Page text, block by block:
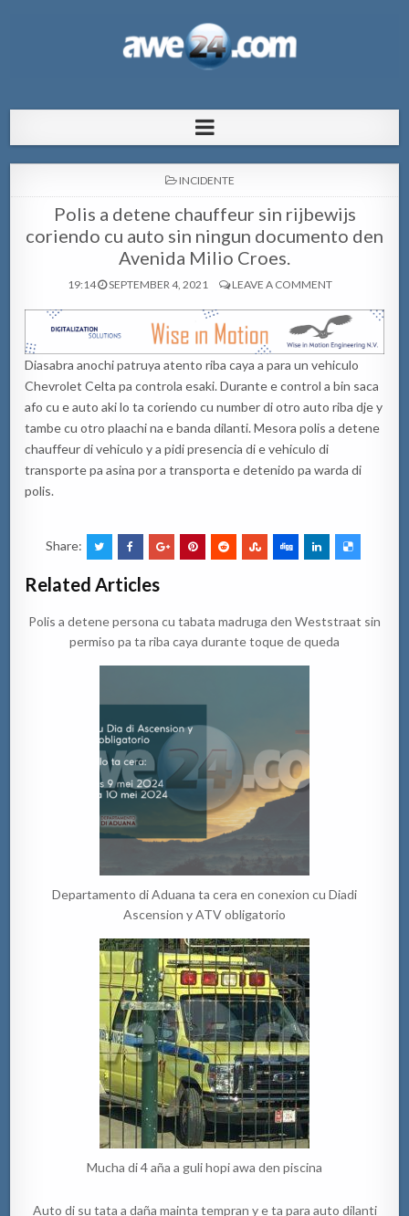
pa Aruba
POSTED
INCIDENTE
Polis a detene chauffeur sin rijbewijs
coriendo cu auto sin ningun documento den
Avenida Milio Croes.
19:14 SEPTEMBER 4, 2021 LEAVE A COMMENT
Diasabra anochi patruya atento riba caya a para un vehiculo
Chevrolet Celta pa controla esaki. Durante e control a bin saca
afo cu e auto aki lo ta coriendo cu number di otro auto riba dje y
tambe cu otro plaachi na e banda dilanti. Mesora polis a detene
chauffeur di vehiculo y a pidi presencia di e vehiculo di
transporte pa asina por a transporta e detenido pa warda di
polis.
Share:
Related Articles
Polis a detene persona cu tabata madruga den Weststraat sin
permiso pa ta riba caya durante toque de queda
Departamento di Aduana ta cera en conexion cu Diadi
Ascension y ATV obligatorio
Mucha di 4 aña a guli hopi awa den piscina
Auto di su tata a daña mainta tempran y e ta para auto dilanti